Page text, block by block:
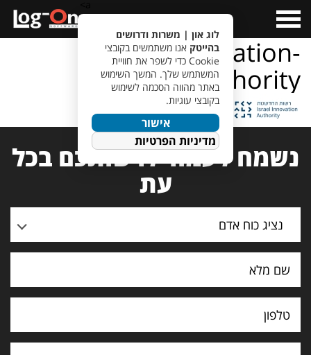
Menu
logo-innovation-
authority
נשמח לעמוד לרשותכם בכל
עת
נציג כוח אדם
לוג און | משרות ודרושים
בהייטק אנו משתמשים בקובצי
Cookie כדי לשפר את חוויית
המשתמש שלך. המשך השימוש
באתר מהווה הסכמה לשימוש
בקובצי עוגיות.
אישור
מדיניות הפרטיות